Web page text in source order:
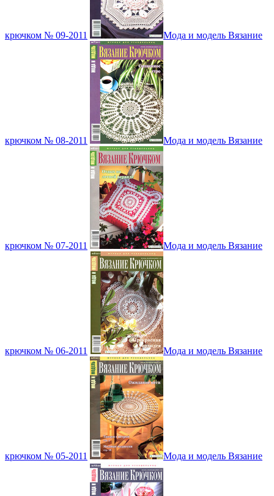
крючком № 09-2011 Мода и модель Вязание
крючком № 08-2011 Мода и модель Вязание
крючком № 07-2011 Мода и модель Вязание
крючком № 06-2011 Мода и модель Вязание
крючком № 05-2011 Мода и модель Вязание